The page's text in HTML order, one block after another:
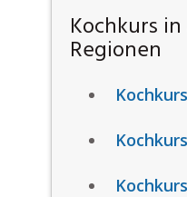
Kochkurs
Regionen